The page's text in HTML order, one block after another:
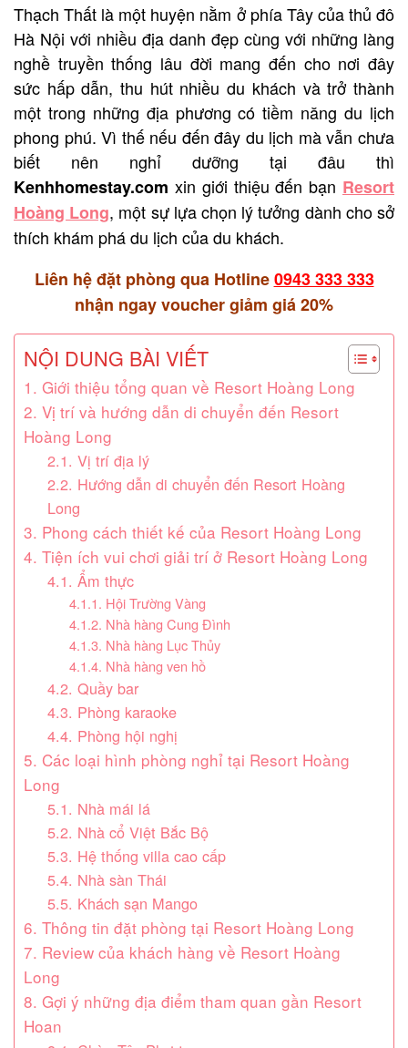
Thạch Thất là một huyện nằm ở phía Tây của thủ đô
Hà Nội với nhiều địa danh đẹp cùng với những làng
nghề truyền thống lâu đời mang đến cho nơi đây
sức hấp dẫn, thu hút nhiều du khách và trở thành
một trong những địa phương có tiềm năng du lịch
phong phú. Vì thế nếu đến đây du lịch mà vẫn chưa
biết nên nghỉ dưỡng tại đâu thì
Kenhhomestay.com xin giới thiệu đến bạn Resort
Hoàng Long, một sự lựa chọn lý tưởng dành cho sở
thích khám phá du lịch của du khách.
Liên hệ đặt phòng qua Hotline 0943 333 333
nhận ngay voucher giảm giá 20%
NỘI DUNG BÀI VIẾT
1. Giới thiệu tổng quan về Resort Hoàng Long
2. Vị trí và hướng dẫn di chuyển đến Resort
Hoàng Long
2.1. Vị trí địa lý
2.2. Hướng dẫn di chuyển đến Resort Hoàng
Long
3. Phong cách thiết kế của Resort Hoàng Long
4. Tiện ích vui chơi giải trí ở Resort Hoàng Long
4.1. Ẩm thực
4.1.1. Hội Trường Vàng
4.1.2. Nhà hàng Cung Đình
4.1.3. Nhà hàng Lục Thủy
4.1.4. Nhà hàng ven hồ
4.2. Quầy bar
4.3. Phòng karaoke
4.4. Phòng hội nghị
5. Các loại hình phòng nghỉ tại Resort Hoàng
Long
5.1. Nhà mái lá
5.2. Nhà cổ Việt Bắc Bộ
5.3. Hệ thống villa cao cấp
5.4. Nhà sàn Thái
5.5. Khách sạn Mango
6. Thông tin đặt phòng tại Resort Hoàng Long
7. Review của khách hàng về Resort Hoàng
Long
8. Gợi ý những địa điểm tham quan gần Resort
Hoan